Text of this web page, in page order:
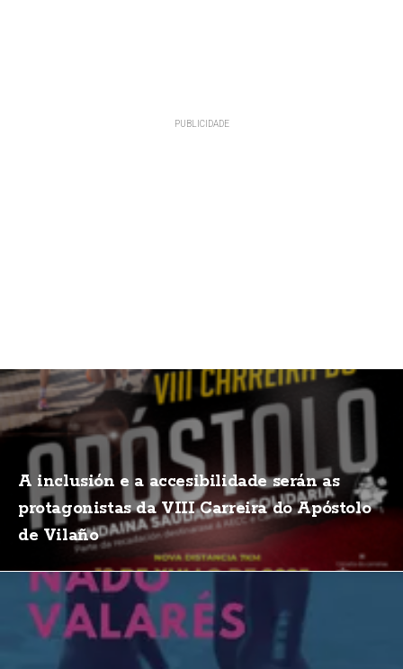
A inclusión e a accesibilidade serán as
protagonistas da VIII Carreira do Apóstolo
de Vilaño